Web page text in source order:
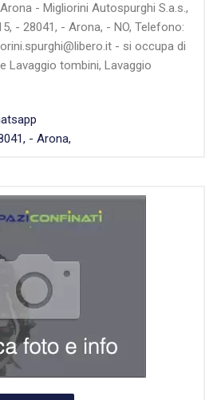
- Migliorini Autospurghi S.a.s.,
- 28041, - Arona, - NO, Telefono:
- si occupa di
Lavaggio tombini, Lavaggio
- Arona,